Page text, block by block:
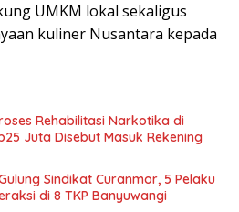
UMKM lokal sekaligus
kuliner Nusantara kepada
Rehabilitasi Narkotika di
Juta Disebut Masuk Rekening
Sindikat Curanmor, 5 Pelaku
di 8 TKP Banyuwangi